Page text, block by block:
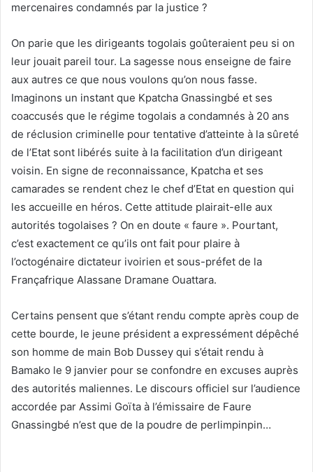
mercenaires condamnés par la justice ?
On parie que les dirigeants togolais goûteraient peu si on
leur jouait pareil tour. La sagesse nous enseigne de faire
aux autres ce que nous voulons qu’on nous fasse.
Imaginons un instant que Kpatcha Gnassingbé et ses
coaccusés que le régime togolais a condamnés à 20 ans
de réclusion criminelle pour tentative d’atteinte à la sûreté
de l’Etat sont libérés suite à la facilitation d’un dirigeant
voisin. En signe de reconnaissance, Kpatcha et ses
camarades se rendent chez le chef d’Etat en question qui
les accueille en héros. Cette attitude plairait-elle aux
autorités togolaises ? On en doute « faure ». Pourtant,
c’est exactement ce qu’ils ont fait pour plaire à
l’octogénaire dictateur ivoirien et sous-préfet de la
Françafrique Alassane Dramane Ouattara.
Certains pensent que s’étant rendu compte après coup de
cette bourde, le jeune président a expressément dépêché
son homme de main Bob Dussey qui s’était rendu à
Bamako le 9 janvier pour se confondre en excuses auprès
des autorités maliennes. Le discours officiel sur l’audience
accordée par Assimi Goïta à l’émissaire de Faure
Gnassingbé n’est que de la poudre de perlimpinpin…